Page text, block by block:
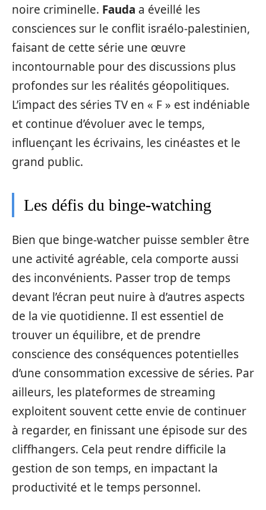
noire criminelle. Fauda a éveillé les
consciences sur le conflit israélo-palestinien,
faisant de cette série une œuvre
incontournable pour des discussions plus
profondes sur les réalités géopolitiques.
L’impact des séries TV en « F » est indéniable
et continue d’évoluer avec le temps,
influençant les écrivains, les cinéastes et le
grand public.
Les défis du binge-watching
Bien que binge-watcher puisse sembler être
une activité agréable, cela comporte aussi
des inconvénients. Passer trop de temps
devant l’écran peut nuire à d’autres aspects
de la vie quotidienne. Il est essentiel de
trouver un équilibre, et de prendre
conscience des conséquences potentielles
d’une consommation excessive de séries. Par
ailleurs, les plateformes de streaming
exploitent souvent cette envie de continuer
à regarder, en finissant une épisode sur des
cliffhangers. Cela peut rendre difficile la
gestion de son temps, en impactant la
productivité et le temps personnel.